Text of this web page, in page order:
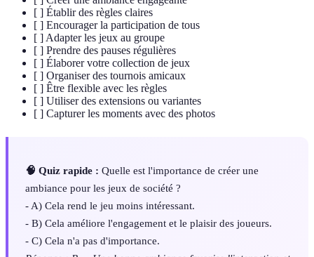
[ ] Établir des règles claires
[ ] Encourager la participation de tous
[ ] Adapter les jeux au groupe
[ ] Prendre des pauses régulières
[ ] Élaborer votre collection de jeux
[ ] Organiser des tournois amicaux
[ ] Être flexible avec les règles
[ ] Utiliser des extensions ou variantes
[ ] Capturer les moments avec des photos
🧠 Quiz rapide : Quelle est l'importance de créer une
ambiance pour les jeux de société ?
- A) Cela rend le jeu moins intéressant.
- B) Cela améliore l'engagement et le plaisir des joueurs.
- C) Cela n'a pas d'importance.